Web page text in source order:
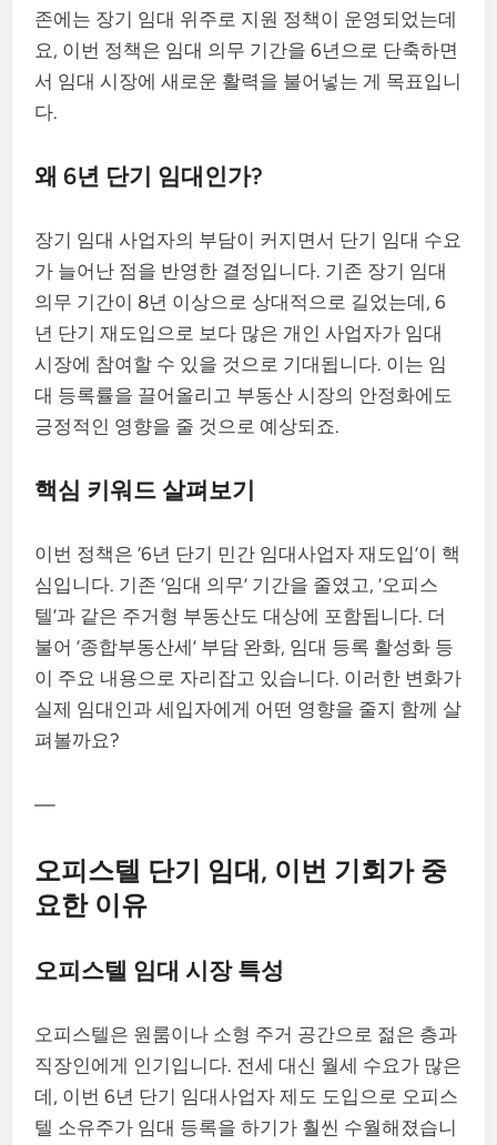
존에는 장기 임대 위주로 지원 정책이 운영되었는데
요, 이번 정책은 임대 의무 기간을 6년으로 단축하면
서 임대 시장에 새로운 활력을 불어넣는 게 목표입니
다.
왜 6년 단기 임대인가?
장기 임대 사업자의 부담이 커지면서 단기 임대 수요
가 늘어난 점을 반영한 결정입니다. 기존 장기 임대
의무 기간이 8년 이상으로 상대적으로 길었는데, 6
년 단기 재도입으로 보다 많은 개인 사업자가 임대
시장에 참여할 수 있을 것으로 기대됩니다. 이는 임
대 등록률을 끌어올리고 부동산 시장의 안정화에도
긍정적인 영향을 줄 것으로 예상되죠.
핵심 키워드 살펴보기
이번 정책은 ‘6년 단기 민간 임대사업자 재도입’이 핵
심입니다. 기존 ‘임대 의무’ 기간을 줄였고, ‘오피스
텔’과 같은 주거형 부동산도 대상에 포함됩니다. 더
불어 ‘종합부동산세’ 부담 완화, 임대 등록 활성화 등
이 주요 내용으로 자리잡고 있습니다. 이러한 변화가
실제 임대인과 세입자에게 어떤 영향을 줄지 함께 살
펴볼까요?
—
오피스텔 단기 임대, 이번 기회가 중
요한 이유
오피스텔 임대 시장 특성
오피스텔은 원룸이나 소형 주거 공간으로 젊은 층과
직장인에게 인기입니다. 전세 대신 월세 수요가 많은
데, 이번 6년 단기 임대사업자 제도 도입으로 오피스
텔 소유주가 임대 등록을 하기가 훨씬 수월해졌습니